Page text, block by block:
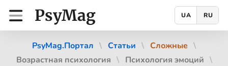
PsyMag UA RU
PsyMag.Портал Статьи
Сложные
Возрастная психология
Психология эмоций